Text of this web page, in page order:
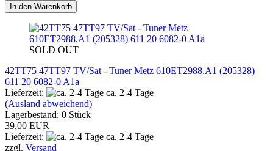
In den Warenkorb
SOLD OUT
42TT75 47TT97 TV/Sat - Tuner Metz 610ET2988.A1 (205328)
611 20 6082-0 A1a
Lieferzeit:
ca. 2-4 Tage
(Ausland abweichend)
Lagerbestand: 0 Stück
39,00 EUR
Lieferzeit:
ca. 2-4 Tage
zzgl. Versand